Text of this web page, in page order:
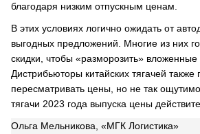
благодаря низким отпускным ценам.
В этих условиях логично ожидать от
выгодных предложений. Многие из них
скидки, чтобы «разморозить» вложенные
Дистрибьюторы китайских тягачей также
пересматривать цены, но не так
тягачи 2023 года выпуска цены
Ольга Мельникова, «МГК Логистика»